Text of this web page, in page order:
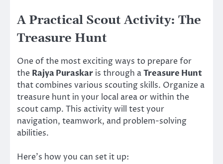
A Practical Scout Activity: The
Treasure Hunt
One of the most exciting ways to prepare for
the Rajya Puraskar is through aTreasure Hunt
that combines various scouting skills. Organize a
treasure hunt in your local area or within the
scout camp. This activity will test your
navigation, teamwork, and problem-solving
abilities.
Here’s how you can set it up: